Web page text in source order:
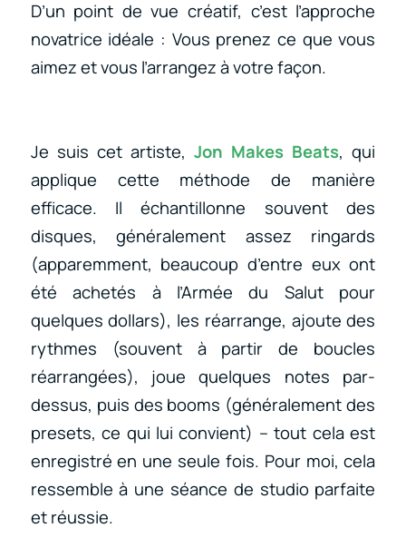
D’un point de vue créatif, c’est l’approche
novatrice idéale : Vous prenez ce que vous
aimez et vous l’arrangez à votre façon.
Je suis cet artiste,Jon Makes Beats, qui
applique cette méthode de manière
efficace. Il échantillonne souvent des
disques, généralement assez ringards
(apparemment, beaucoup d’entre eux ont
été achetés à l’Armée du Salut pour
quelques dollars), les réarrange, ajoute des
rythmes (souvent à partir de boucles
réarrangées), joue quelques notes par-
dessus, puis des booms (généralement des
presets, ce qui lui convient) – tout cela est
enregistré en une seule fois. Pour moi, cela
ressemble à une séance de studio parfaite
et réussie.